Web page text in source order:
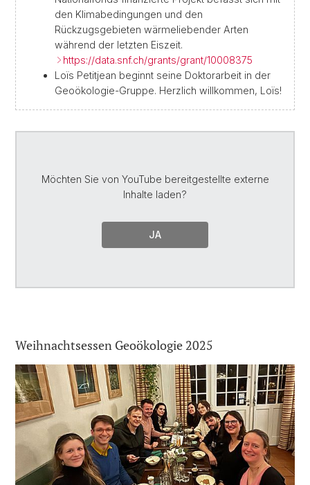
den Klimabedingungen und den
Rückzugsgebieten wärmeliebender Arten
während der letzten Eiszeit.
https://data.snf.ch/grants/grant/10008375
Loïs Petitjean beginnt seine Doktorarbeit in der
Geoökologie-Gruppe. Herzlich willkommen, Loïs!
Möchten Sie von YouTube bereitgestellte externe
Inhalte laden?
JA
Weihnachtsessen Geoökologie 2025